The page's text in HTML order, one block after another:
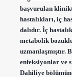
başvurulan
hastalıkları, iç
dalıdır. İç
metabolik
uzmanlaşmıştır.
enfeksiyonlar ve
Dahiliye